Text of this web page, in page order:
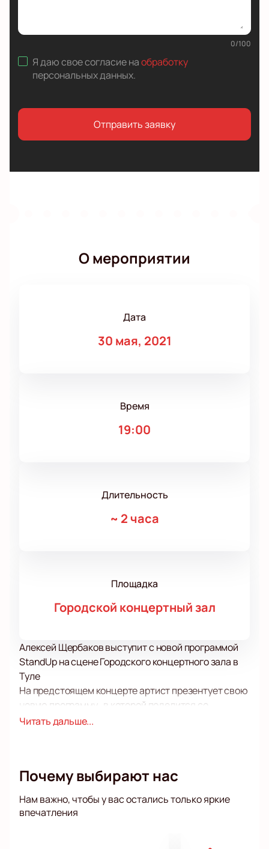
0/100
Я даю свое согласие наобработку
персональных данных.
Отправить заявку
О мероприятии
Дата
30 мая, 2021
Время
19:00
Длительность
~ 2 часа
Площадка
Городской концертный зал
Алексей Щербаков выступит с новой программой
StandUp на сцене Городского концертного зала в
Туле
На предстоящем концерте артист презентует свою
новую программу , в которой поделится со
зрителями своими впечатлениями, новыми
Несмотря на напряженный рабочий график Stand-
вдохновения, общения с родными и близкими, а
также на отдых и увлечения.
Читать дальше...
Почему выбирают нас
Нам важно, чтобы у вас остались только яркие
впечатления